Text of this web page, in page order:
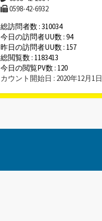
0598-42-6932
総訪問者数 : 310034
今日の訪問者UU数 : 94
昨日の訪問者UU数 : 157
総閲覧数 : 1183413
今日の閲覧PV数 : 120
カウント開始日 : 2020年12月1日